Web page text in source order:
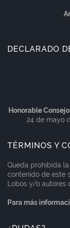
DECLARADO
Honorable
24 de mayo
TÉRMINOS Y
Queda prohibida
contenido de este
Lobos y/o autores
Para más